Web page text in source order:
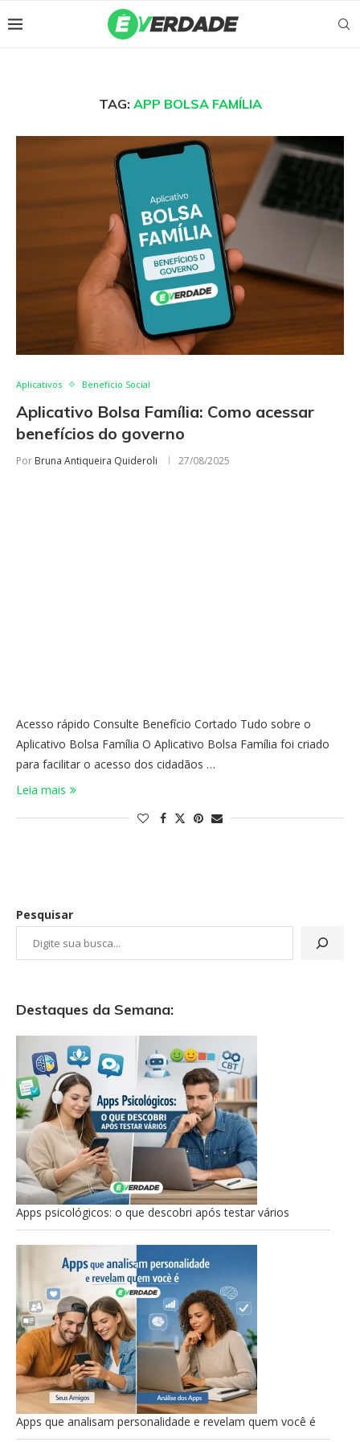
TAG: APP BOLSA FAMÍLIA
Aplicativos Benefício Social
Aplicativo Bolsa Família: Como acessar
benefícios do governo
Por Bruna Antiqueira Quideroli 27/08/2025
Acesso rápido Consulte Benefício Cortado Tudo sobre o
Aplicativo Bolsa Família O Aplicativo Bolsa Família foi criado
para facilitar o acesso dos cidadãos …
Leia mais
Pesquisar
Destaques da Semana:
Apps psicológicos: o que descobri após testar vários
Apps que analisam personalidade e revelam quem você é